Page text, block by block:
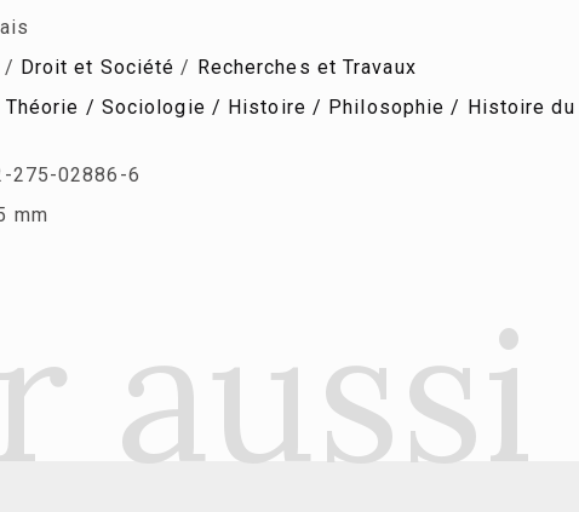
/ Droit et Société / Recherches et Travaux
Théorie / Sociologie / Histoire / Philosophie / Histoire
275-02886-6
mm
aussi